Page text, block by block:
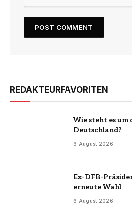
REDAKTEURFAVORITEN
Wie steht es um
Deutschland?
6 August 2026
Ex-DFB-
erneute Wahl
6 August 2026